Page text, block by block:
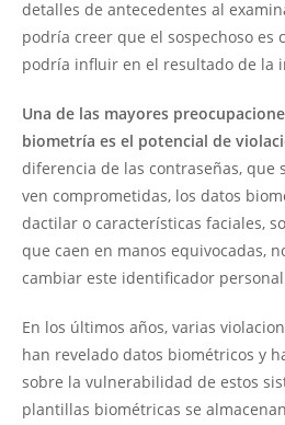
detalles de antecedentes al
podría creer que el sospechoso es
podría influir en el resultado de la
Una de las mayores
biometría es el potencial de
diferencia de las contraseñas, que
ven comprometidas, los datos
dactilar o características faciales,
que caen en manos equivocadas,
cambiar este identificador
En los últimos años, varias
han revelado datos biométricos y
sobre la vulnerabilidad de estos
plantillas biométricas se